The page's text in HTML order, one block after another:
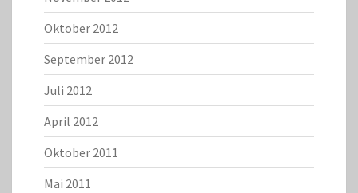
Oktober 2012
September 2012
Juli 2012
April 2012
Oktober 2011
Mai 2011